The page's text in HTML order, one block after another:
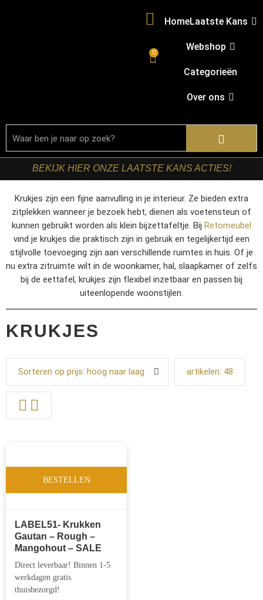
0
HomeLaatste Kans
Webshop
Categorieën
Over ons
BEKIJK HIER ONZE LAATSTE KANS ACTIES!
Krukjes zijn een fijne aanvulling in je interieur. Ze bieden extra
zitplekken wanneer je bezoek hebt, dienen als voetensteun of
kunnen gebruikt worden als klein bijzettafeltje. Bij Retomeubel
vind je krukjes die praktisch zijn in gebruik en tegelijkertijd een
stijlvolle toevoeging zijn aan verschillende ruimtes in huis. Of je
nu extra zitruimte wilt in de woonkamer, hal, slaapkamer of zelfs
bij de eettafel, krukjes zijn flexibel inzetbaar en passen bij
uiteenlopende woonstijlen.
KRUKJES
Sorteren op prijs: hoog naar laag artikelen: 48
BESTELLEN
LABEL51- Krukken
Gautan – Rough –
Mangohout – SALE
Direct leverbaar! Binnen 1-5
werkdagen gratis
thuisbezorgd!